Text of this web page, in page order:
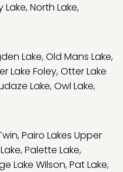
Lake,North Lake,
Lake,Old Mans Lake,
Lake Foley,Otter Lake
Lake,Owl Lake,
,Pairo Lakes Upper
,Palette Lake,
Lake Wilson,Pat Lake,